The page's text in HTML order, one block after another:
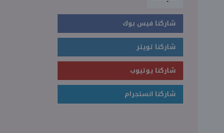
شاركنا فيس بوك
شاركنا تويتر
شاركنا يوتيوب
شاركنا انستجرام